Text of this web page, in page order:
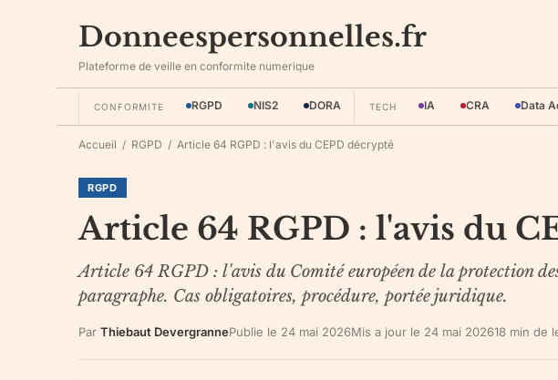
Donneespersonnelles.fr
Plateforme de veille en conformite numerique
CONFORMITE RGPD NIS2 DORA TECH IA CRA Data
Accueil / RGPD / Article 64 RGPD : l'avis du CEPD décrypté
RGPD
Article 64 RGPD : l'avis du
Article 64 RGPD : l'avis du Comité européen de la protection
paragraphe. Cas obligatoires, procédure, portée juridique.
Par Thiebaut DevergrannePublie le 24 mai 2026Mis a jour le 24 mai 202618 min de